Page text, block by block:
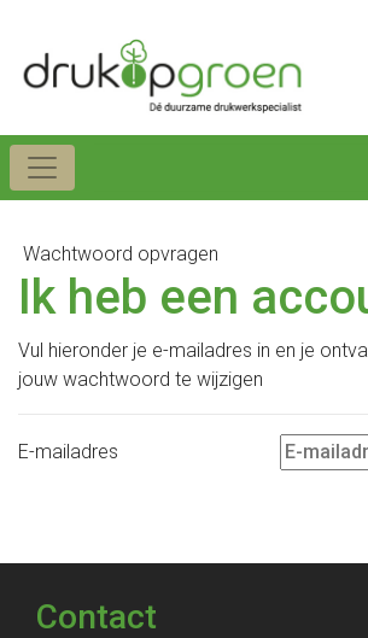
Wachtwoord opvragen
Ik heb een
Vul hieronder je e-mailadres in en je
jouw wachtwoord te wijzigen
E-mailadres
Contact